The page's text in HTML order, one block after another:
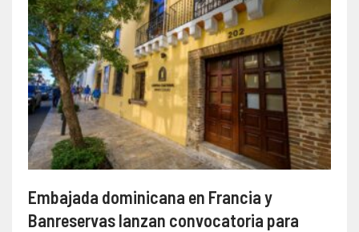
Embajada dominicana en Francia y
Banreservas lanzan convocatoria para